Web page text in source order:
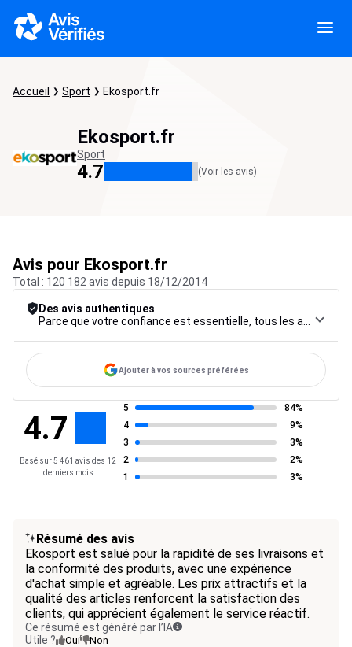
Accueil Sport Ekosport.fr
Ekosport.fr
Sport
4.7 (Voir les avis)
Avis pour Ekosport.fr
Total : 120 182 avis depuis 18/12/2014
Des avis authentiques
Ajouter à vos sources préférées
4.7
Basé sur 5 461 avis des 12
derniers mois
5
84%
4
9%
3
3%
2
2%
1
3%
Résumé des avis
Ekosport est salué pour la rapidité de ses livraisons et
la conformité des produits, avec une expérience
d'achat simple et agréable. Les prix attractifs et la
qualité des articles renforcent la satisfaction des
clients, qui apprécient également le service réactif.
Ce résumé est généré par l’IA
Utile ?
Oui Non